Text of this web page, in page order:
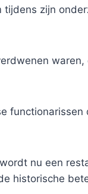
zijn
nu een
historische